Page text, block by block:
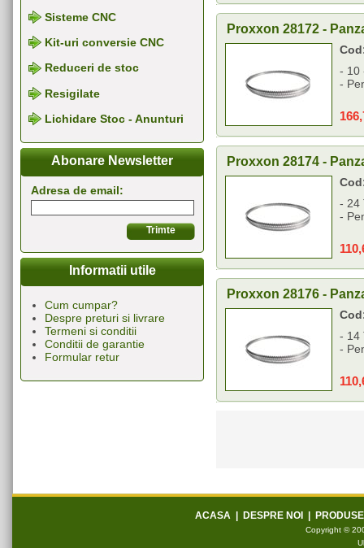
Sisteme CNC
Kit-uri conversie CNC
Reduceri de stoc
Resigilate
Lichidare Stoc - Anunturi
Abonare Newsletter
Adresa de email:
Informatii utile
Cum cumpar?
Despre preturi si livrare
Termeni si conditii
Conditii de garantie
Formular retur
Proxxon 28172 -
- 10
-
Proxxon 28174 -
- 24
-
Proxxon 28176 -
- 14
-
ACASA DESPRE NOI
Copyright ©